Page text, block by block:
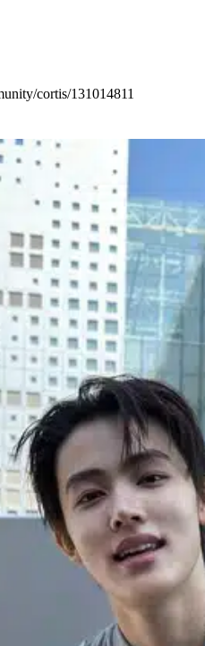
cortis/131014811